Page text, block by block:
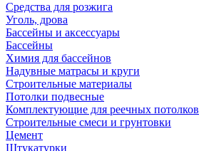
Средства для розжига
Уголь, дрова
Бассейны и аксессуары
Бассейны
Химия для бассейнов
Надувные матрасы и круги
Строительные материалы
Потолки подвесные
Комплектующие для реечных потолков
Строительные смеси и грунтовки
Цемент
Штукатурки